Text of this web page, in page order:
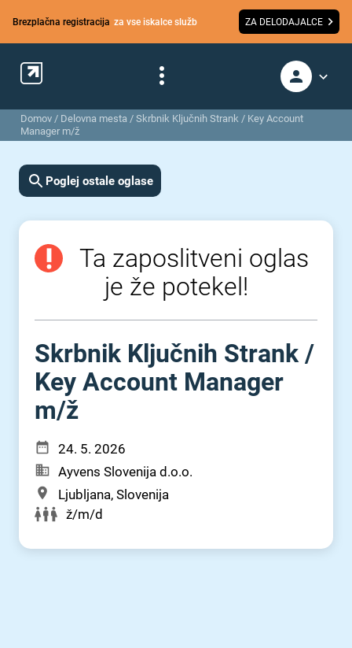
Brezplačna registracija za vse iskalce služb ZA DELODAJALCE
Domov / Delovna mesta / Skrbnik Ključnih Strank / Key Account
Manager m/ž
Poglej ostale oglase
Ta zaposlitveni oglas
je že potekel!
Skrbnik Ključnih Strank ⁠/⁠
Key Account Manager
m⁠/⁠ž
24. 5. 2026
Ayvens Slovenija d.o.o.
Ljubljana, Slovenija
ž/m/d